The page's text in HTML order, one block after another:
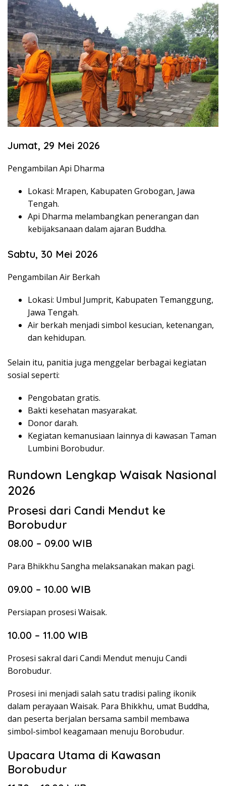
Jumat, 29 Mei 2026
Pengambilan Api Dharma
Lokasi: Mrapen, Kabupaten Grobogan, Jawa
Tengah.
Api Dharma melambangkan penerangan dan
kebijaksanaan dalam ajaran Buddha.
Sabtu, 30 Mei 2026
Pengambilan Air Berkah
Lokasi: Umbul Jumprit, Kabupaten Temanggung,
Jawa Tengah.
Air berkah menjadi simbol kesucian, ketenangan,
dan kehidupan.
Selain itu, panitia juga menggelar berbagai kegiatan
sosial seperti:
Pengobatan gratis.
Bakti kesehatan masyarakat.
Donor darah.
Kegiatan kemanusiaan lainnya di kawasan Taman
Lumbini Borobudur.
Rundown Lengkap Waisak Nasional
2026
Prosesi dari Candi Mendut ke
Borobudur
08.00 – 09.00 WIB
Para Bhikkhu Sangha melaksanakan makan pagi.
09.00 – 10.00 WIB
Persiapan prosesi Waisak.
10.00 – 11.00 WIB
Prosesi sakral dari Candi Mendut menuju Candi
Borobudur.
Prosesi ini menjadi salah satu tradisi paling ikonik
dalam perayaan Waisak. Para Bhikkhu, umat Buddha,
dan peserta berjalan bersama sambil membawa
simbol-simbol keagamaan menuju Borobudur.
Upacara Utama di Kawasan
Borobudur